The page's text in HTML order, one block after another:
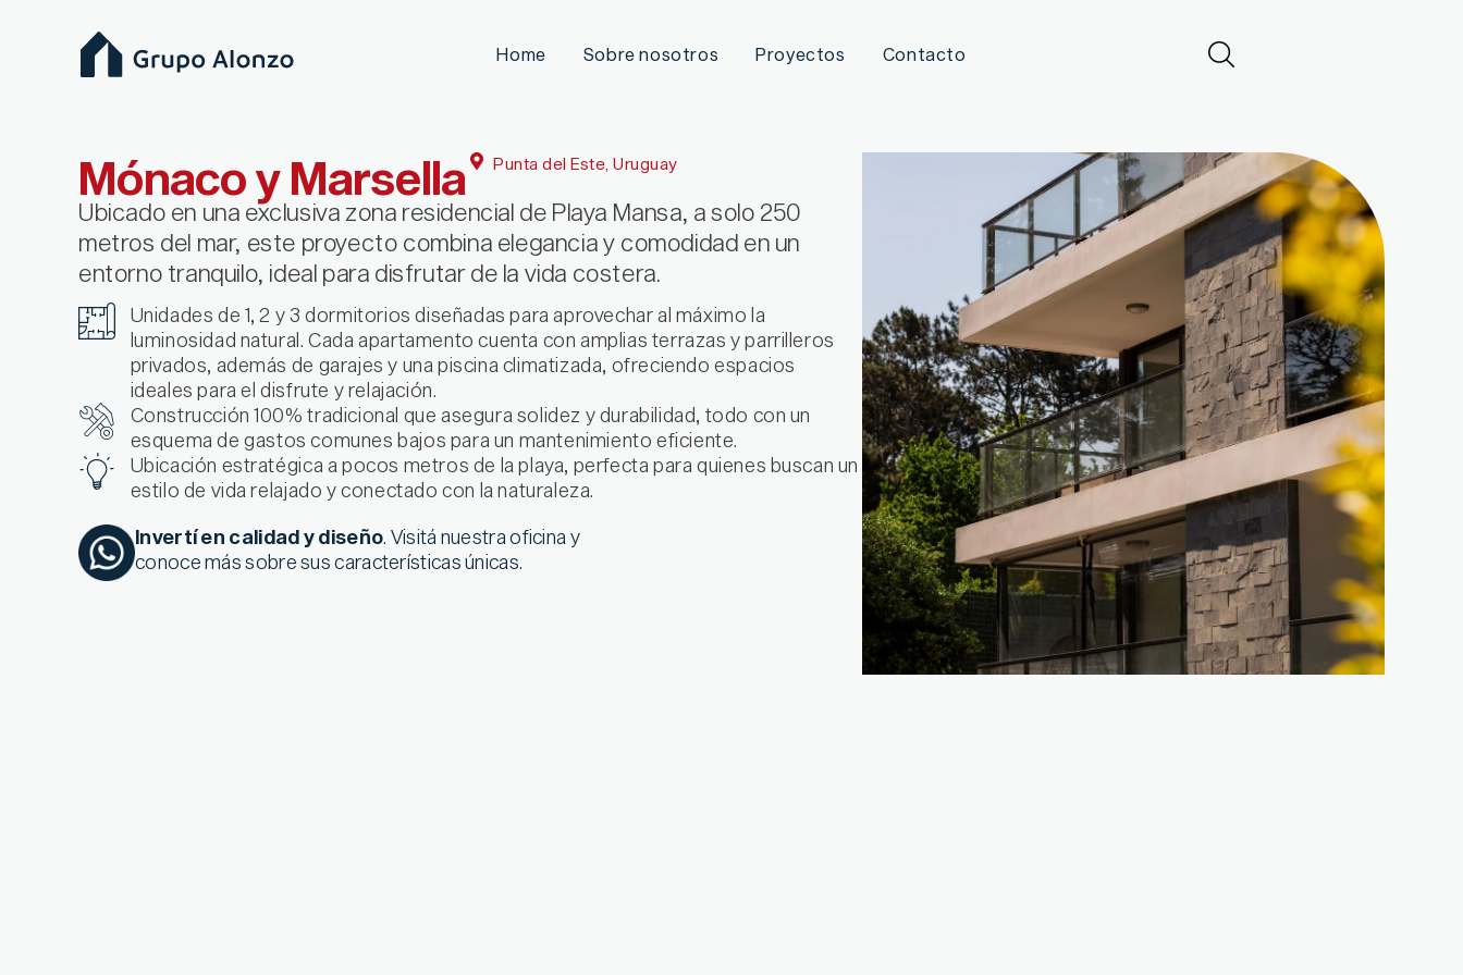
Home Sobre nosotros Proyectos Contacto
Mónaco y Marsella Punta del Este, Uruguay
Ubicado en una exclusiva zona residencial de Playa Mansa, a solo 250
metros del mar, este proyecto combina elegancia y comodidad en un
entorno tranquilo, ideal para disfrutar de la vida costera.
Unidades de 1, 2 y 3 dormitorios diseñadas para aprovechar al máximo la
luminosidad natural. Cada apartamento cuenta con amplias terrazas y parrilleros
privados, además de garajes y una piscina climatizada, ofreciendo espacios
ideales para el disfrute y relajación.
Construcción 100% tradicional que asegura solidez y durabilidad, todo con un
esquema de gastos comunes bajos para un mantenimiento eficiente.
Ubicación estratégica a pocos metros de la playa, perfecta para quienes buscan un
estilo de vida relajado y conectado con la naturaleza.
Invertí en calidad y diseño. Visitá nuestra oficina y
conoce más sobre sus características únicas.